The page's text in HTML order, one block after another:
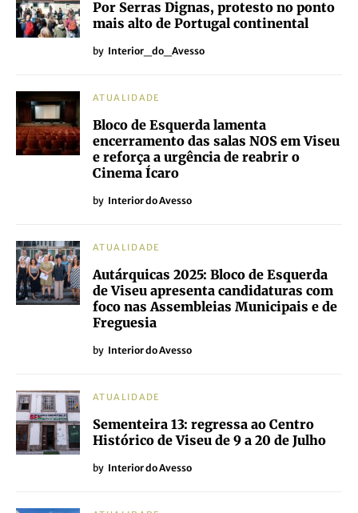
Por Serras Dignas, protesto no ponto
mais alto de Portugal continental
by Interior_do_Avesso
ATUALIDADE
Bloco de Esquerda lamenta
encerramento das salas NOS em Viseu
e reforça a urgência de reabrir o
Cinema Ícaro
by Interior do Avesso
ATUALIDADE
Autárquicas 2025: Bloco de Esquerda
de Viseu apresenta candidaturas com
foco nas Assembleias Municipais e de
Freguesia
by Interior do Avesso
ATUALIDADE
Sementeira 13: regressa ao Centro
Histórico de Viseu de 9 a 20 de Julho
by Interior do Avesso